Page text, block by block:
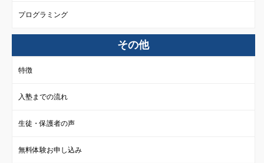
プログラミング
その他
特徴
入塾までの流れ
生徒・保護者の声
無料体験お申し込み